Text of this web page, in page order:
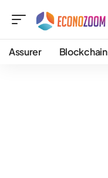
Assurer Blockchain